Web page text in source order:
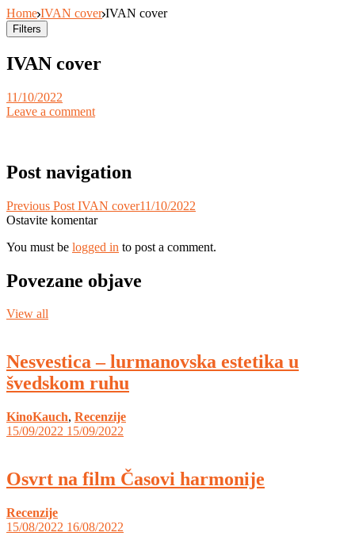
Home IVAN cover IVAN cover
Filters
IVAN cover
11/10/2022
Leave a comment
Post navigation
Previous Post IVAN cover11/10/2022
Ostavite komentar
You must be logged in to post a comment.
Povezane objave
View all
Nesvestica – lurmanovska estetika u
švedskom ruhu
KinoKauch, Recenzije
15/09/2022 15/09/2022
Osvrt na film Časovi harmonije
Recenzije
15/08/2022 16/08/2022